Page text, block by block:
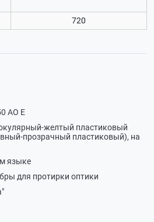
720
АО Е
желтый пластиковый
прозрачный пластиковый), на
языке
для протирки оптики